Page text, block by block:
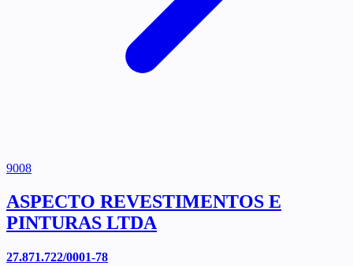
9008
ASPECTO REVESTIMENTOS E
PINTURAS LTDA
27.871.722/0001-78